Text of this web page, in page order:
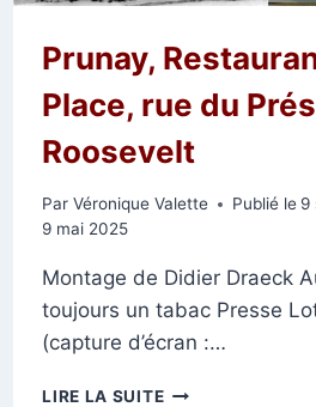
Prunay,
Place, rue du
Roosevelt
Par Véronique Valette Publié le 9
9 mai 2025
Montage de Didier Draeck
toujours un tabac Presse
(capture d’écran :…
LIRE LA SUITEPRUNAY,